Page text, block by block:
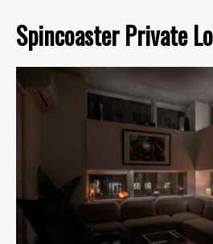
Spincoaster Private